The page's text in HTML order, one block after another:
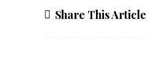
Share This Article